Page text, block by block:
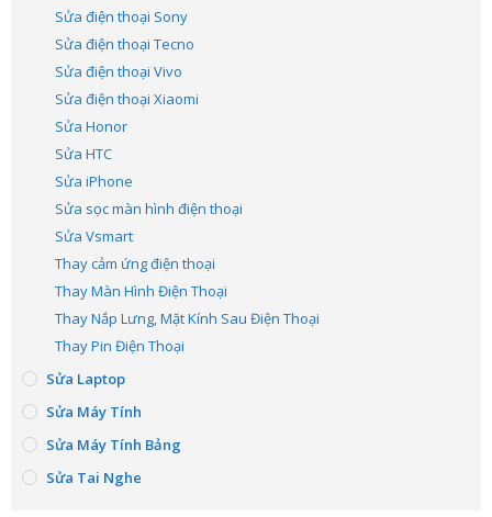
Sửa điện thoại Sony
Sửa điện thoại Tecno
Sửa điện thoại Vivo
Sửa điện thoại Xiaomi
Sửa Honor
Sửa HTC
Sửa iPhone
Sửa sọc màn hình điện thoại
Sửa Vsmart
Thay cảm ứng điện thoại
Thay Màn Hình Điện Thoại
Thay Nắp Lưng, Mặt Kính Sau Điện Thoại
Thay Pin Điện Thoại
Sửa Laptop
Sửa Máy Tính
Sửa Máy Tính Bảng
Sửa Tai Nghe